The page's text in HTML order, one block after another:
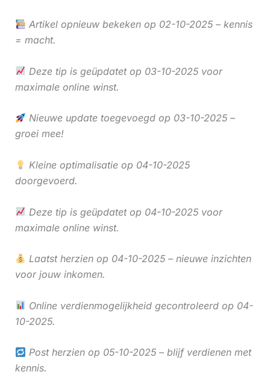
Artikel opnieuw bekeken op 02-10-2025 – kennis
= macht.
Deze tip is geüpdatet op 03-10-2025 voor
maximale online winst.
Nieuwe update toegevoegd op 03-10-2025 –
groei mee!
Kleine optimalisatie op 04-10-2025
doorgevoerd.
Deze tip is geüpdatet op 04-10-2025 voor
maximale online winst.
Laatst herzien op 04-10-2025 – nieuwe inzichten
voor jouw inkomen.
Online verdienmogelijkheid gecontroleerd op 04-
10-2025.
Post herzien op 05-10-2025 – blijf verdienen met
kennis.